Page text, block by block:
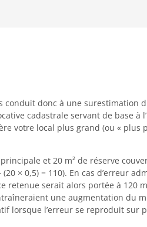
conduit donc à une surestimation
cadastrale servant de base à
votre local plus grand (ou « plus
et 20 m² de réserve
× 0,5) = 110). En cas d’erreur
serait alors portée à 120
une augmentation du
lorsque l’erreur se reproduit sur